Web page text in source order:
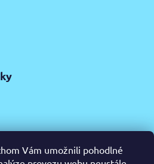
Vám umožnili pohodlné